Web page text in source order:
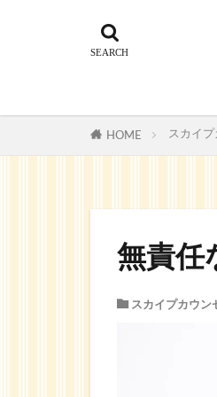
HOME スカイ
無責任
スカイプカウン